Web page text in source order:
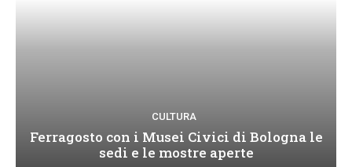
CULTURA
Ferragosto con i Musei Civici di Bologna le
sedi e le mostre aperte